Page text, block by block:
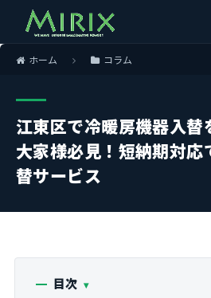
ホーム コラム
江東区で冷暖房機器入替
大家様必見！短納期対
替サービス
目次